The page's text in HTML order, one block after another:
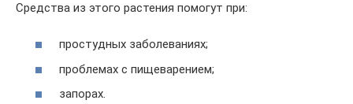
Средства из этого растения помогут при:
простудных заболеваниях;
проблемах с пищеварением;
запорах.